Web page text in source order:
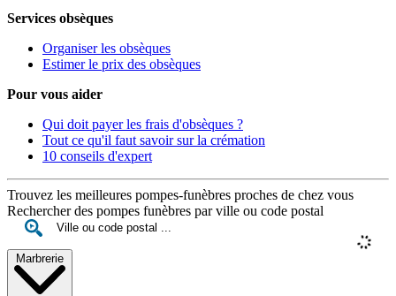
Services obsèques
Organiser les obsèques
Estimer le prix des obsèques
Pour vous aider
Qui doit payer les frais d'obsèques ?
Tout ce qu'il faut savoir sur la crémation
10 conseils d'expert
Trouvez les meilleures pompes-funèbres proches de chez vous
Rechercher des pompes funèbres par ville ou code postal
Marbrerie